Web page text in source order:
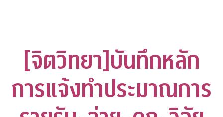
[จิตวิทยา]บันทึกหลัก
การแจ้งทำประมาณการ